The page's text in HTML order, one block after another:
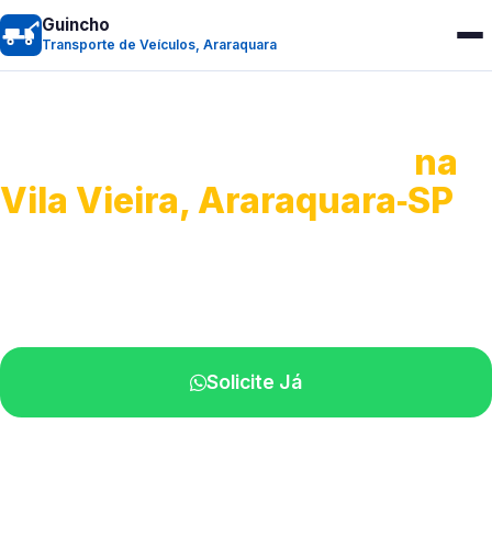
Guincho
Transporte de Veículos, Araraquara
na
Vila Vieira, Araraquara‑SP
Solicite Já